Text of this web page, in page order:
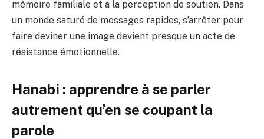
mémoire familiale et à la perception de soutien. Dans
un monde saturé de messages rapides, s’arrêter pour
faire deviner une image devient presque un acte de
résistance émotionnelle.
Hanabi : apprendre à se parler
autrement qu’en se coupant la
parole